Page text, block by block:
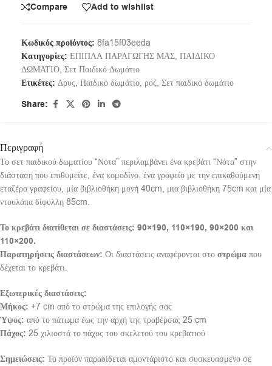
Compare Add to wishlist
Κωδικός προϊόντος: 8fa15f03eeda
Κατηγορίες: ΕΠΙΠΛΑ ΠΑΡΑΓΩΓΗΣ ΜΑΣ, ΠΑΙΔΙΚΟ
ΔΩΜΑΤΙΟ, Σετ Παιδικό Δωμάτιο
Ετικέτες: Δρυς, Παιδικό δωμάτιο, ροζ, Σετ παιδικό δωμάτιο
Share:
Περιγραφή
Το σετ παιδικού δωματίου “Νότα” περιλαμβάνει ένα κρεβάτι “Νότα” στην
διάσταση που επιθυμείτε, ένα κομοδίνο, ένα γραφείο με την επικαθούμενη
εταζέρα γραφείου, μία βιβλιοθήκη μονή 40cm, μια βιβλιοθήκη 75cm και μία
ντουλάπα δίφυλλη 85cm.
Το κρεβάτι διατίθεται σε διαστάσεις: 90×190, 110×190, 90×200 και
110×200.
Παρατηρήσεις διαστάσεων: Οι διαστάσεις αναφέρονται στο στρώμα που
δέχεται το κρεβάτι.
Εξωτερικές διαστάσεις:
Μήκος: +7 cm από το στρώμα της επιλογής σας
Ύψος: από το πάτωμα έως την αρχή της τραβέρσας 25 cm
Πάχος: 25 χιλιοστά το πάχος του σκελετού του κρεβατιού
Σημειώσεις: Το προϊόν παραδίδεται αμοντάριστο και συσκευασμένο σε